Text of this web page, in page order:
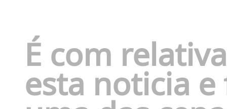
É com relativa
esta noticia